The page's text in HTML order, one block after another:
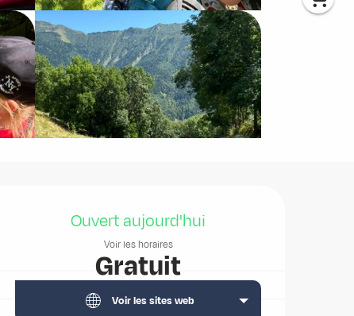
Ouverture et coordonnées
Ouvert aujourd'hui
Voir les horaires
Gratuit
Voir les sites web